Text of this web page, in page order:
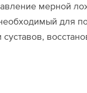
мерной
для
суставов,